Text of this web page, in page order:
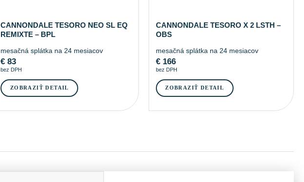
CANNONDALE TESORO NEO SL EQ
REMIXTE – BPL
mesačná splátka na 24 mesiacov
€ 83
bez DPH
ZOBRAZIŤ DETAIL
CANNONDALE TESORO X 2 LSTH –
OBS
mesačná splátka na 24 mesiacov
€166
bez DPH
ZOBRAZIŤ DETAIL